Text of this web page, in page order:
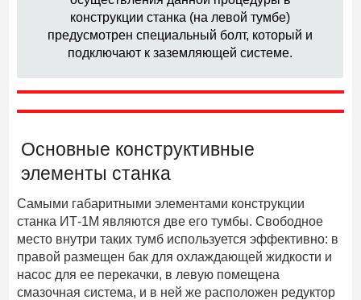
конструкции станка (на левой тумбе)
предусмотрен специальный болт, который и
подключают к заземляющей системе.
Основные конструктивные
элементы станка
Самыми габаритными элементами конструкции
станка ИТ-1М являются две его тумбы. Свободное
место внутри таких тумб используется эффективно: в
правой размещен бак для охлаждающей жидкости и
насос для ее перекачки, в левую помещена
смазочная система, и в ней же расположен редуктор